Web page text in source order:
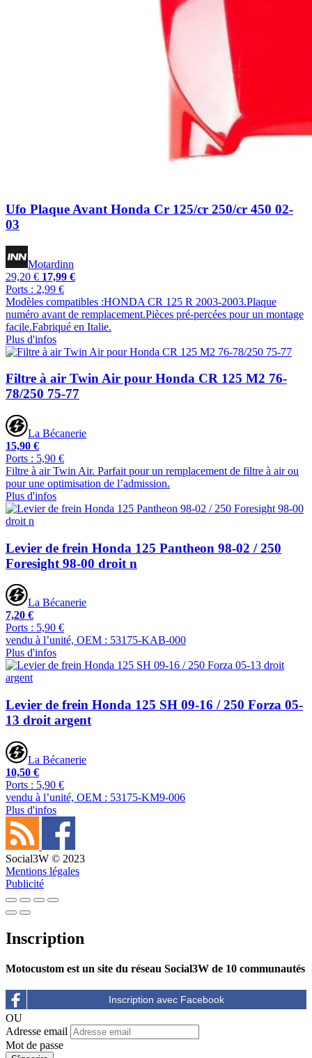
Ufo Plaque Avant Honda Cr 125/cr 250/cr 450 02-
03
Motardinn
29,20 € 17,99 €
Ports : 2,99 €
Modèles compatibles :HONDA CR 125 R 2003-2003.Plaque
numéro avant de remplacement.Pièces pré-percées pour un montage
facile.Fabriqué en Italie.
Plus d'infos
Filtre à air Twin Air pour Honda CR 125 M2 76-
78/250 75-77
La Bécanerie
15,90 €
Ports : 5,90 €
Filtre à air Twin Air. Parfait pour un remplacement de filtre à air ou
pour une optimisation de l’admission.
Plus d'infos
Levier de frein Honda 125 Pantheon 98-02 / 250
Foresight 98-00 droit n
La Bécanerie
7,20 €
Ports : 5,90 €
vendu à l’unité, OEM : 53175-KAB-000
Plus d'infos
Levier de frein Honda 125 SH 09-16 / 250 Forza 05-
13 droit argent
La Bécanerie
10,50 €
Ports : 5,90 €
vendu à l’unité, OEM : 53175-KM9-006
Plus d'infos
Social3W © 2023
Mentions légales
Publicité
Inscription
Motocustom est un site du réseau Social3W de 10 communautés
OU
Adresse email
Mot de passe